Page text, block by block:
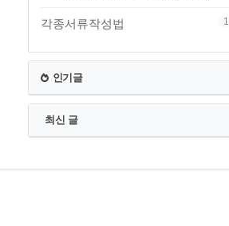
각종서류작성법 1
인기글
최신 글